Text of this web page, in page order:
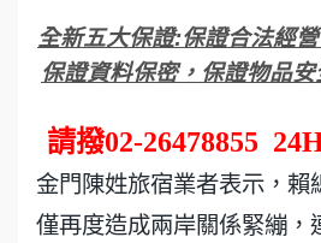
全新五大保證:保證合法經
保證資料保密，保證物品
請撥02-26478855
金門陳姓旅宿業者表示，賴
僅再度造成兩岸關係緊繃，